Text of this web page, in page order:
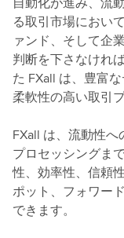
る取引市場におい
ァンド、そして企
判断を下さなけれ
た FXall は、豊富
柔軟性の高い取引
FXall は、流動性へ
プロセッシングま
性、効率性、信頼
ポット、フォワー
できます。